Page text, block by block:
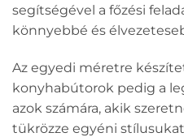
segítségével a főzési
könnyebbé és
Az egyedi méretre
konyhabútorok pedig a
azok számára, akik
tükrözze egyéni